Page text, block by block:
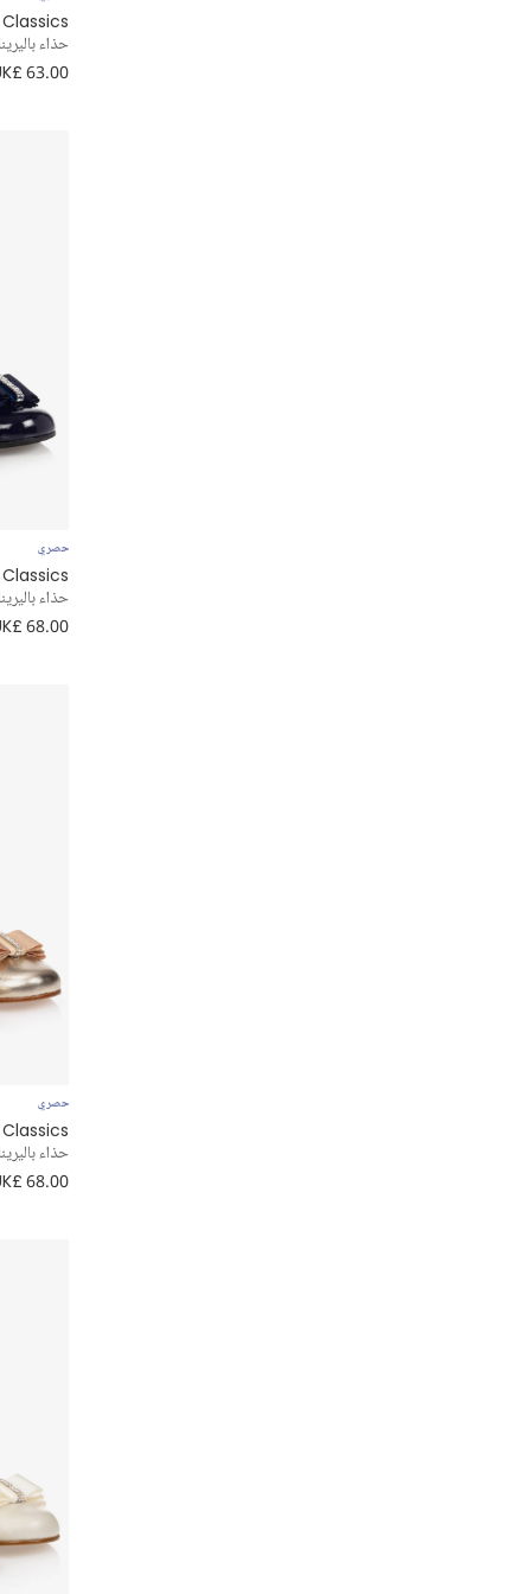
حذاء
63.00
حصري
حذاء
68.00
حصري
حذاء
68.00